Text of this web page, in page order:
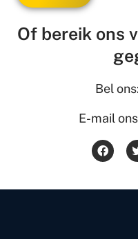
Of bereik ons
Bel
E-mail